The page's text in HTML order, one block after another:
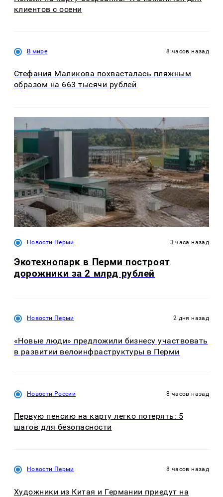
клиентов с осени
В мире 8 часов назад
Стефания Маликова похвасталась пляжным
образом на 663 тысячи рублей
Новости Перми 3 часа назад
Экотехнопарк в Перми построят
дорожники за 2 млрд рублей
Новости Перми 2 дня назад
«Новые люди» предложили бизнесу участвовать
в развитии велоинфраструктуры в Перми
Новости России 8 часов назад
Первую пенсию на карту легко потерять: 5
шагов для безопасности
Новости Перми 8 часов назад
Художники из Китая и Германии приедут на